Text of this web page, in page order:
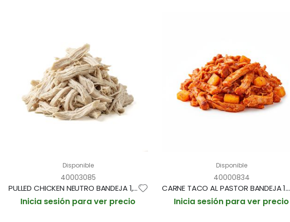
Disponible
40003085
PULLED CHICKEN NEUTRO BANDEJA 1,5kg (CAJA 2 BANDEJAS)
Inicia sesión para ver precio
Disponible
40000834
CARNE TACO AL PASTOR BANDEJA 1kg (CAJA 6 BANDEJAS)
Inicia sesión para ver precio